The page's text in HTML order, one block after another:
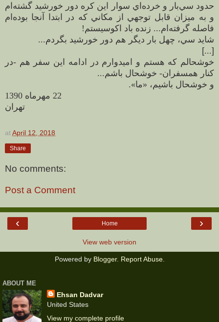
حدود سي‌بار و خرده‌اي سوار اين كره دور خورشيد گشته‌ام
و به ميزان قابل توجهي از مكاني كه در ابتدا آنجا بوده‌ام
فاصله گرفته‌ام... زنده باد اكوسيستم!
شايد سي، چهل بار ديگر هم دور خورشيد بگردم...
]
...
[
خوشحالم كه هستم و اميدوارم در ادامه اين سفر هم -در
كنار همسفران- خوشحال باشم...
و خوشحال باشيم، «ما».
22 مهرماه 1390
تهران
atApril 12, 2018
Share
No comments:
Post a Comment
‹ ›
Home
View web version
Powered by Blogger. Report Abuse.
ABOUT ME
Ehsan Dadvar
United States
View my complete profile